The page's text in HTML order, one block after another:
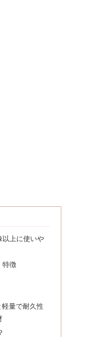
以上に使いや
特徴
軽量で耐久性